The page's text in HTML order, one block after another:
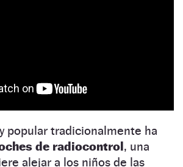
popular tradicionalmente ha
de radiocontrol, una
alejar a los niños de las